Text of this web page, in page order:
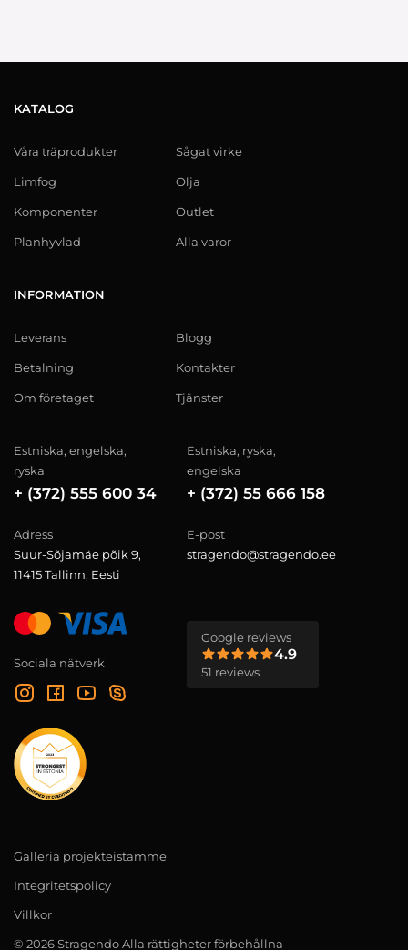
KATALOG
Våra träprodukter
Limfog
Komponenter
Planhyvlad
Sågat virke
Olja
Outlet
Alla varor
INFORMATION
Leverans
Betalning
Om företaget
Blogg
Kontakter
Tjänster
Estniska, engelska,
ryska
+ (372) 555 600 34
Estniska, ryska,
engelska
+ (372) 55 666 158
Adress
Suur-Sõjamäe põik 9,
11415 Tallinn, Eesti
E-post
stragendo@stragendo.ee
Sociala nätverk
Google reviews
4.9
51 reviews
Galleria projekteistamme
Integritetspolicy
Villkor
© 2026 Stragendo Alla rättigheter förbehållna